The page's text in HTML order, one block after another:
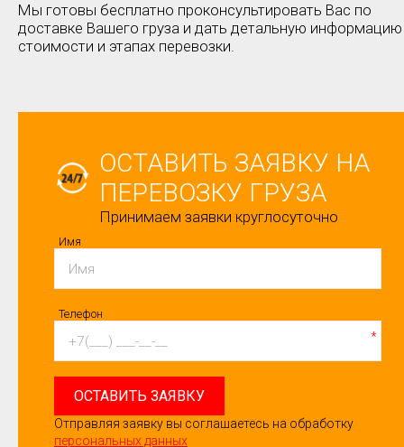
Мы готовы бесплатно проконсультировать Вас по
доставке Вашего груза и дать детальную
стоимости и этапах перевозки.
ОСТАВИТЬ ЗАЯВКУ НА
ПЕРЕВОЗКУ ГРУЗА
Принимаем заявки круглосуточно
Имя
Телефон
*
ОСТАВИТЬ ЗАЯВКУ
Отправляя заявку вы соглашаетесь на обработку
персональных данных